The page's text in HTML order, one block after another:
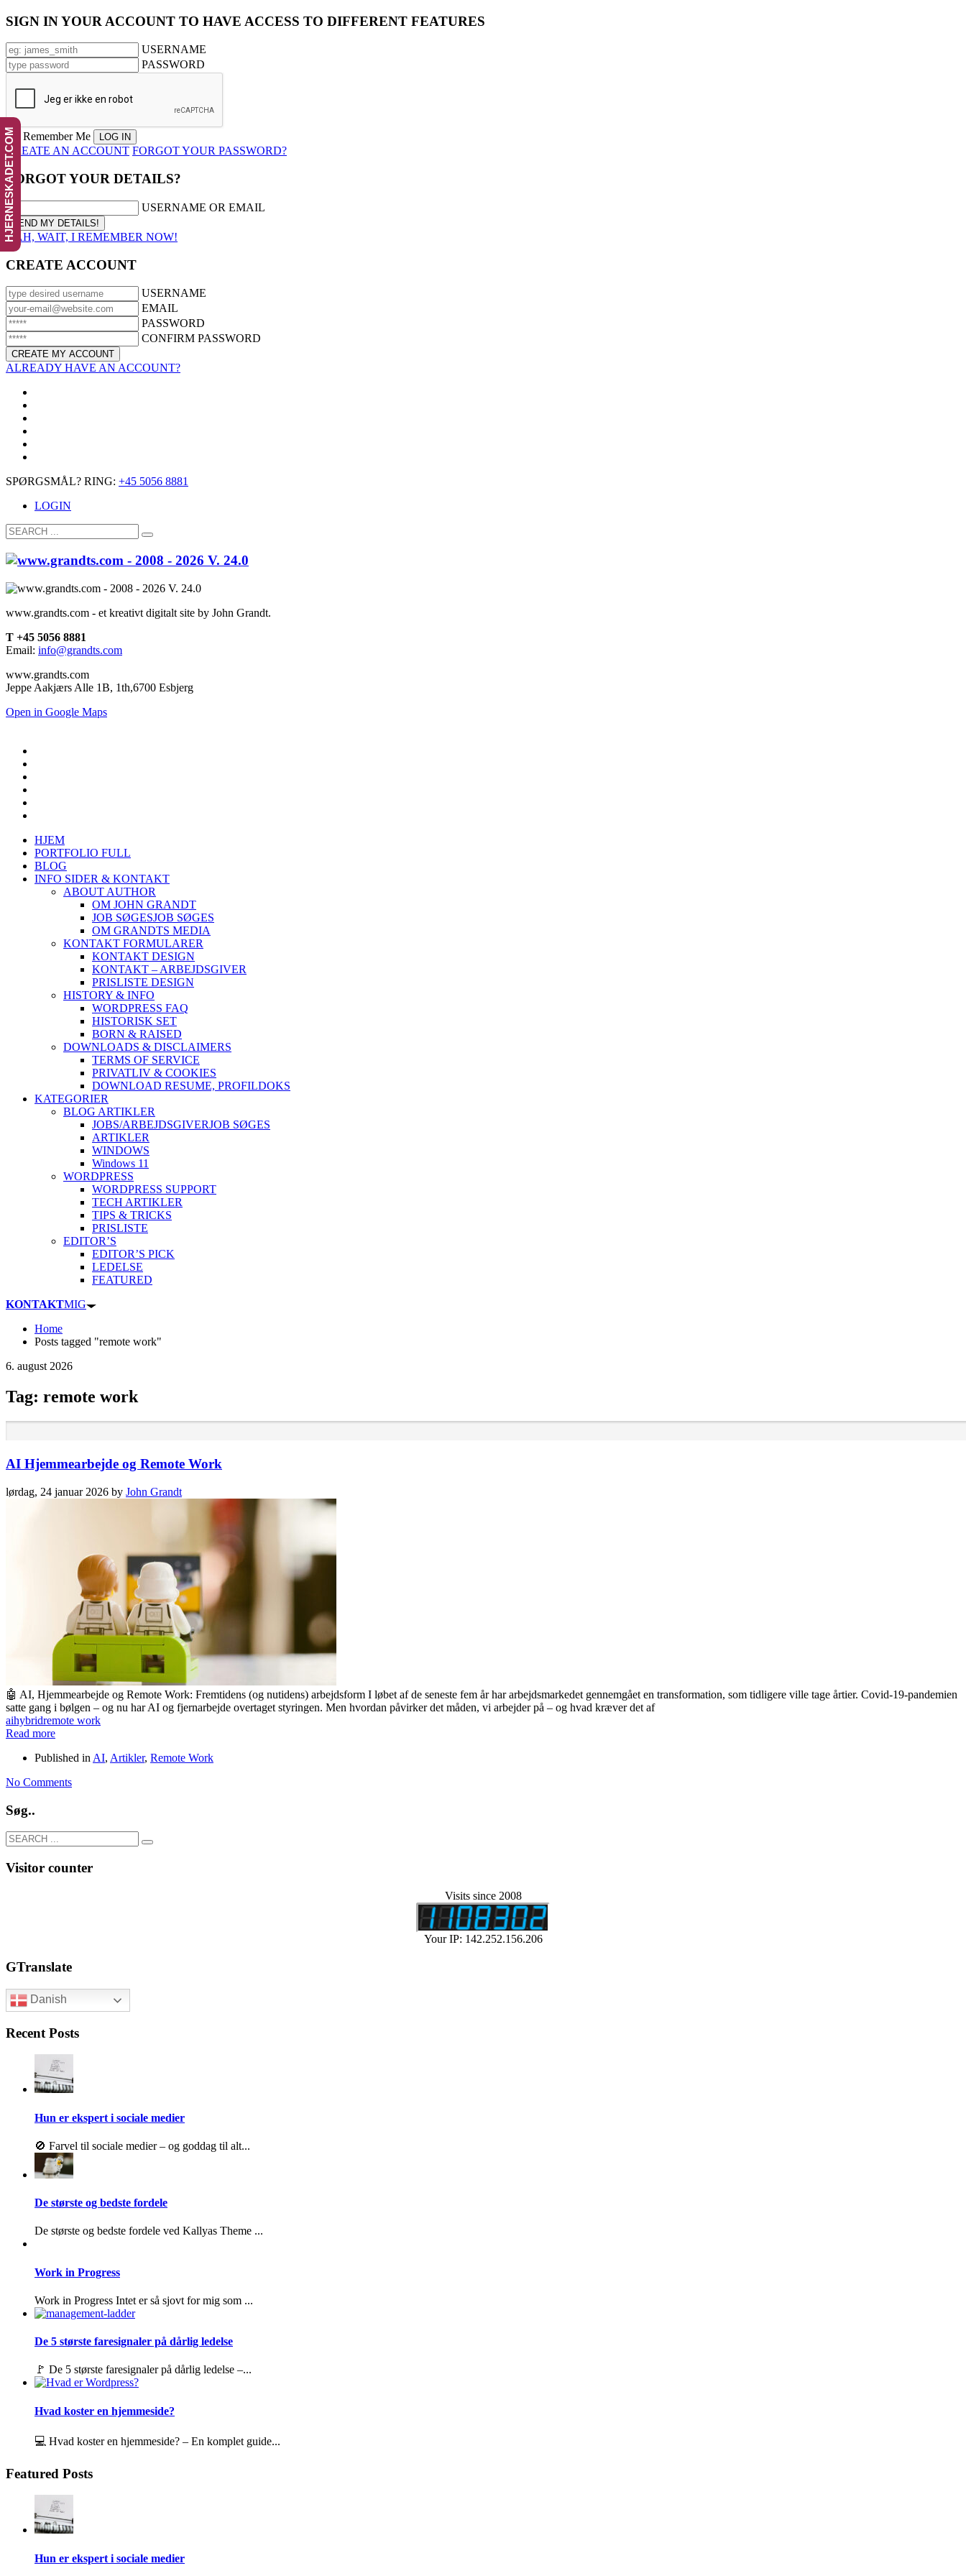
SIGN IN YOUR ACCOUNT TO HAVE ACCESS TO DIFFERENT FEATURES
USERNAME
PASSWORD
Remember Me
CREATE AN ACCOUNT FORGOT YOUR PASSWORD?
FORGOT YOUR DETAILS?
USERNAME OR EMAIL
AAH, WAIT, I REMEMBER NOW!
CREATE ACCOUNT
USERNAME
EMAIL
PASSWORD
CONFIRM PASSWORD
ALREADY HAVE AN ACCOUNT?
SPØRGSMÅL? RING: +45 5056 8881
LOGIN
www.grandts.com - et kreativt digitalt site by John Grandt.
T +45 5056 8881
Email: info@grandts.com
www.grandts.com
Jeppe Aakjærs Alle 1B, 1th,6700 Esbjerg
Open in Google Maps
HJEM
PORTFOLIO FULL
BLOG
INFO SIDER & KONTAKT
ABOUT AUTHOR
OM JOHN GRANDT
JOB SØGESJOB SØGES
OM GRANDTS MEDIA
KONTAKT FORMULARER
KONTAKT DESIGN
KONTAKT – ARBEJDSGIVER
PRISLISTE DESIGN
HISTORY & INFO
WORDPRESS FAQ
HISTORISK SET
BORN & RAISED
DOWNLOADS & DISCLAIMERS
TERMS OF SERVICE
PRIVATLIV & COOKIES
DOWNLOAD RESUME, PROFILDOKS
KATEGORIER
BLOG ARTIKLER
JOBS/ARBEJDSGIVERJOB SØGES
ARTIKLER
WINDOWS
Windows 11
WORDPRESS
WORDPRESS SUPPORT
TECH ARTIKLER
TIPS & TRICKS
PRISLISTE
EDITOR’S
EDITOR’S PICK
LEDELSE
FEATURED
KONTAKTMIG
Home
Posts tagged "remote work"
6. august 2026
Tag: remote work
AI Hjemmearbejde og Remote Work
lørdag, 24 januar 2026 by John Grandt
🤖 AI, Hjemmearbejde og Remote Work: Fremtidens (og nutidens) arbejdsform I løbet af de seneste fem år har arbejdsmarkedet gennemgået en transformation, som tidligere ville tage årtier. Covid-19-pandemien
satte gang i bølgen – og nu har AI og fjernarbejde overtaget styringen. Men hvordan påvirker det måden, vi arbejder på – og hvad kræver det af
aihybridremote work
Read more
Published in AI, Artikler, Remote Work
No Comments
Søg..
Visitor counter
Visits since 2008
Your IP: 142.252.156.206
GTranslate
Danish
Recent Posts
Hun er ekspert i sociale medier
🚫 Farvel til sociale medier – og goddag til alt...
De største og bedste fordele
De største og bedste fordele ved Kallyas Theme ...
Work in Progress
Work in Progress Intet er så sjovt for mig som ...
De 5 største faresignaler på dårlig ledelse
🚩 De 5 største faresignaler på dårlig ledelse –...
Hvad koster en hjemmeside?
💻 Hvad koster en hjemmeside? – En komplet guide...
Featured Posts
Hun er ekspert i sociale medier
HJERNESKADET.COM